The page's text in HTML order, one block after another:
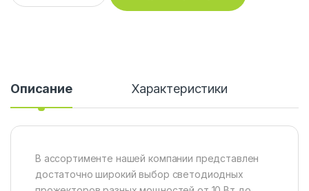
Описание Характеристики
В ассортименте нашей компании представлен
достаточно широкий выбор светодиодных